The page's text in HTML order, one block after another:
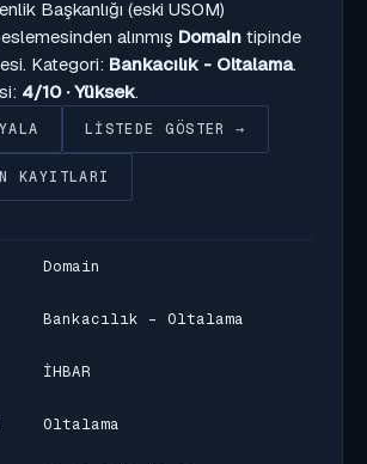
Başkanlığı (eski USOM)
alınmış Domain tipinde
Kategori: Bankacılık - Oltalama.
4/10 · Yüksek.
LISTEDE GÖSTER →
KAYITLARI
Domain
Bankacılık - Oltalama
İHBAR
Oltalama